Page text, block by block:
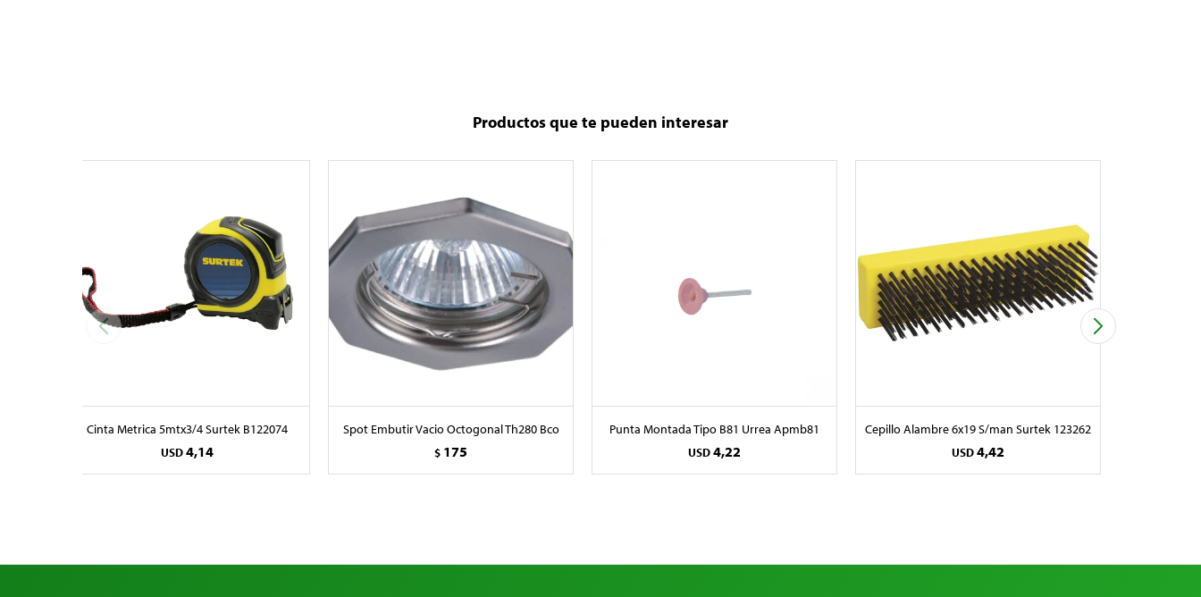
Productos que te pueden interesar
Cinta Metrica 5mtx3/4 Surtek B122074
USD4,14
Spot Embutir Vacio Octogonal Th280 Bco
$ 175
Punta Montada Tipo B81 Urrea Apmb81
USD4,22
Cepillo Alambre 6x19 S/man Surtek 123262
USD4,42